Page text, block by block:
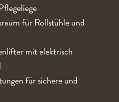
für Rollstühle und
mit elektrisch
für sichere und